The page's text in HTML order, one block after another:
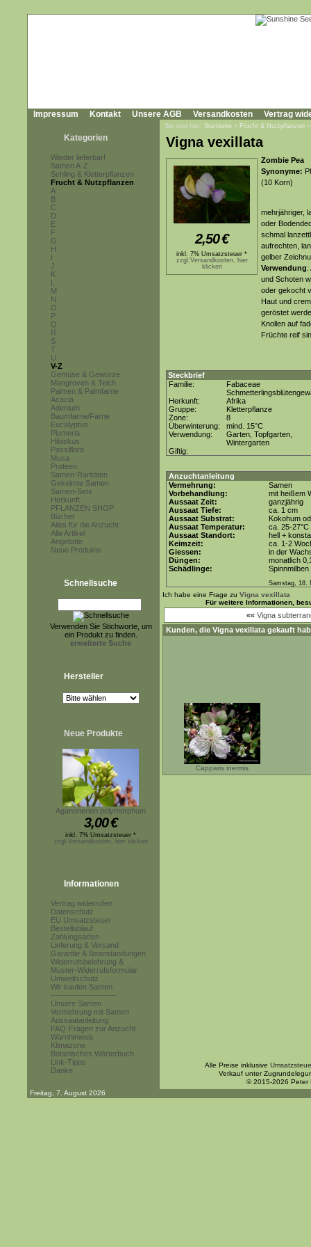
Impressum Kontakt Unsere AGB Versandkosten Vertrag
Kategorien
Wieder lieferbar!
Samen A-Z
Schling & Kletterpflanzen
Frucht & Nutzpflanzen
A
B
C
D
E
F
G
H
I
J
K
L
M
N
O
P
Q
R
S
T
U
V-Z
Gemüse & Gewürze
Mangroven & Teich
Palmen & Palmfarne
Acacia
Adenium
Baumfarne/Farne
Eucalyptus
Plumeria
Hibiskus
Passiflora
Musa
Proteen
Samen-Raritäten
Gekeimte Samen
Samen-Sets
Herkunft
PFLANZEN SHOP
Bücher
Alles für die Anzucht
Alle Artikel
Angebote
Neue Produkte
Schnellsuche
Verwenden Sie Stichworte, um
ein Produkt zu finden.
erweiterte Suche
Hersteller
Neue Produkte
Aganonerion polymorphum
3,00€
inkl. 7% Umsatzsteuer *
zzgl.Versandkosten, hier klicken
Informationen
Vertrag widerrufen
Datenschutz
EU Umsatzsteuer
Bestellablauf
Zahlungsarten
Lieferung & Versand
Garantie & Beanstandungen
Widerrufsbelehrung &
Muster-Widerrufsformular
Umweltschutz
Wir kaufen Samen
------------------------
Unsere Samen
Vermehrung mit Samen
Aussaatanleitung
FAQ-Fragen zur Anzucht
Warnhinweis
Klimazone
Botanisches Wörterbuch
Link-Tipps
Danke
Sie sind hier: Startseite » Frucht & Nutzpflanzen
Vigna vexillata
2,50€
inkl. 7% Umsatzsteuer *
zzgl.Versandkosten, hier
klicken
Zombie Pea
Synonyme:
(10 Korn)
mehrjähriger,
oder
schmal
aufrechten,
gelber
Verwendung:
und Schoten
oder gekocht
Haut und
geröstet
Knollen auf
Früchte reif
Steckbrief
Familie:
Fabaceae
Herkunft:
Afrika
Gruppe:
Kletterpflanze
Zone:
8
Überwinterung:
mind. 15°C
Verwendung:
Garten, Topfgarten,
Wintergarten
Giftig:
Anzuchtanleitung
Vermehrung:
Samen
Vorbehandlung:
mit heißem
Aussaat Zeit:
ganzjährig
Aussaat Tiefe:
ca. 1 cm
Aussaat Substrat:
Kokohum
Aussaat Temperatur:
ca. 25-27°C
Aussaat Standort:
hell +
Keimzeit:
ca. 1-2
Giessen:
in der
Düngen:
monatlich
Schädlinge:
Samstag, 18.
Ich habe eine Frage zu Vigna vexillata
Für weitere Informationen,
«« Vigna
Kunden, die Vigna vexillata gekauft
Capparis inermis
Alle Preise inklusive
Verkauf unter
© 2015-2026 Peter
Freitag, 7. August 2026